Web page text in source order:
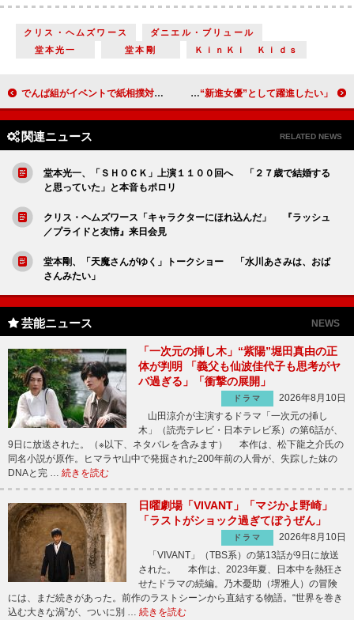
クリス・ヘムズワース
ダニエル・ブリュール
堂本光一
堂本剛 ＫｉｎＫｉ Ｋｉｄｓ
でんぱ組がイベントで紙相撲対決 “横綱”の称号懸けシュールな取組 三谷幸喜「秋元才加は大物女優の風格」 秋元「“新進女優”として躍進したい」
関連ニュース RELATED NEWS
堂本光一、「ＳＨＯＣＫ」上演１１００回へ 「２７歳で結婚する
と思っていた」と本音もポロリ
クリス・ヘムズワース「キャラクターにほれ込んだ」 『ラッシュ
／プライドと友情』来日会見
堂本剛、「天魔さんがゆく」トークショー 「水川あさみは、おば
さんみたい」
芸能ニュース NEWS
「一次元の挿し木」“紫陽”堀田真由の正
体が判明 「義父も仙波佳代子も思考がヤ
バ過ぎる」「衝撃の展開」
ドラマ
2026年8月10日
山田涼介が主演するドラマ「一次元の挿し
木」（読売テレビ・日本テレビ系）の第6話が、
9日に放送された。（※以下、ネタバレを含みます） 本作は、松下龍之介氏の
同名小説が原作。ヒマラヤ山中で発掘された200年前の人骨が、失踪した妹の
DNAと完 … 続きを読む
日曜劇場「VIVANT」「マジかよ野崎」
「ラストがショック過ぎてぼうぜん」
ドラマ
2026年8月10日
「VIVANT」（TBS系）の第13話が9日に放送
された。 本作は、2023年夏、日本中を熱狂さ
せたドラマの続編。乃木憂助（堺雅人）の冒険
には、まだ続きがあった。前作のラストシーンから直結する物語。“世界を巻き
込む大きな渦”が、ついに別 … 続きを読む